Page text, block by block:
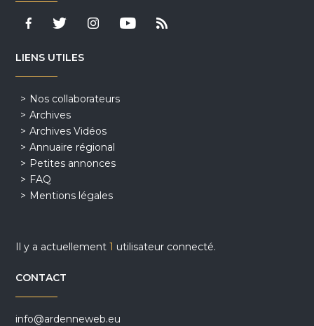
LIENS UTILES
Nos collaborateurs
Archives
Archives Vidéos
Annuaire régional
Petites annonces
FAQ
Mentions légales
Il y a actuellement1 utilisateur connecté.
CONTACT
info@ardenneweb.eu